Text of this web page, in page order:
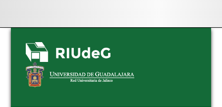
Skip
navigation